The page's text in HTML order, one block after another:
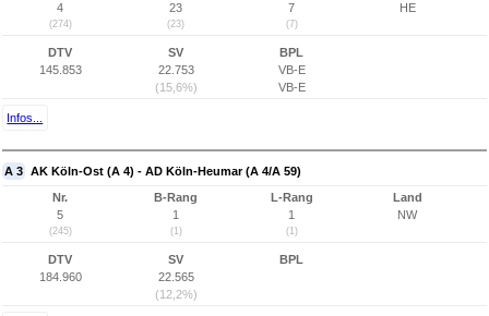
4
(274)
23
(23)
7
(7)
HE
DTV
145.853
SV
22.753
(15,6%)
BPL
VB-E
VB-E
Infos...
A 3 AK Köln-Ost (A 4) - AD Köln-Heumar (A 4/A 59)
Nr.
5
(245)
B-Rang
1
(1)
L-Rang
1
(1)
Land
NW
DTV
184.960
SV
22.565
(12,2%)
BPL